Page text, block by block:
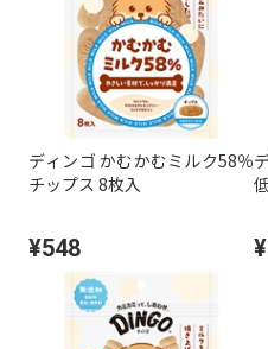
ディンゴ かむかむミルク58％
チップス 8枚入
¥548